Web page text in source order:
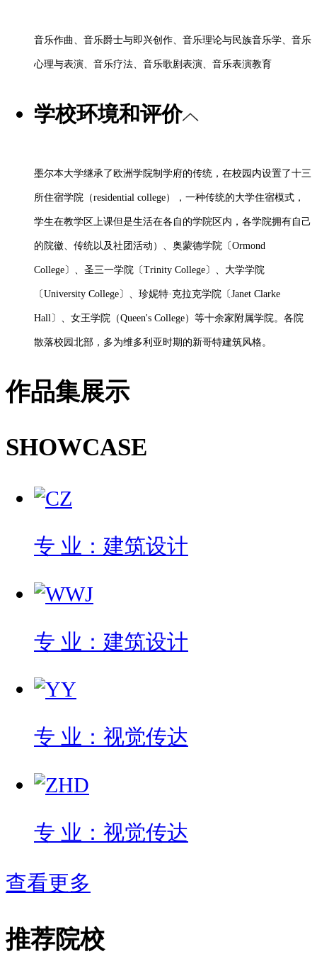
音乐作曲、音乐爵士与即兴创作、音乐理论与民族音乐学、音乐
心理与表演、音乐疗法、音乐歌剧表演、音乐表演教育
学校环境和评价
墨尔本大学继承了欧洲学院制学府的传统，在校园内设置了十三
所住宿学院（residential college），一种传统的大学住宿模式，
学生在教学区上课但是生活在各自的学院区内，各学院拥有自己
的院徽、传统以及社团活动）、奥蒙德学院〔Ormond
College〕、圣三一学院〔Trinity College〕、大学学院
〔University College〕、珍妮特·克拉克学院〔Janet Clarke
Hall〕、女王学院（Queen's College）等十余家附属学院。各院
散落校园北部，多为维多利亚时期的新哥特建筑风格。
作品集展示
SHOWCASE
专 业：建筑设计
专 业：建筑设计
专 业：视觉传达
专 业：视觉传达
查看更多
推荐院校